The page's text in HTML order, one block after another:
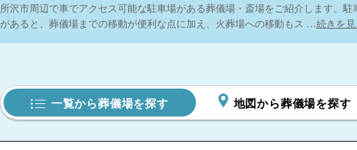
所沢市周辺で車でアクセス可能な駐車場がある葬儀場・斎場をご紹介します。駐
があると、葬儀場までの移動が便利な点に加え、火葬場への移動もス …続きを見
一覧から葬儀場を探す 地図から葬儀場を探す
ひので斎場